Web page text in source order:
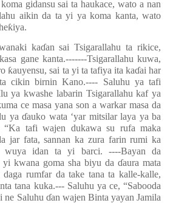
gidansu sai ta haukace, wato a nan
aikin da ta yi ya koma kanta, wato
ƙiya.
kaɗan sai Tsigarallahu ta rikice,
gane kanta.-------Tsigarallahu kuwa,
ƙauyensu, sai ta yi ta tafiya ita kaɗai har
cikin birnin Kano.---- Saluhu ya tafi
ya kwashe labarin Tsigarallahu kaf ya
ce masa yana son a warkar masa da
yaɗauko wata ‘yar mitsilar laya ya ba
“Ka tafi wajen dukawa su rufa maka
jar fata, sannan ka zura farin rumi ka
wuya idan ta yi barci. ----Bayan da
yi kwana goma sha biyu da ɗaura mata
rumfar da take tana ta kalle-kalle,
tana kuka.--- Saluhu ya ce, “Sabooda
ne Saluhu ɗan wajen Binta yayan Jamila